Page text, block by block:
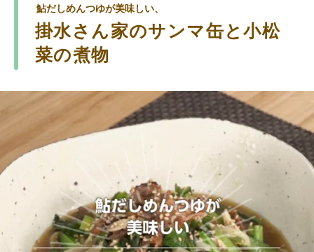
鮎だしめんつゆが美味しい、
掛水さん家のサンマ缶と小松
菜の煮物